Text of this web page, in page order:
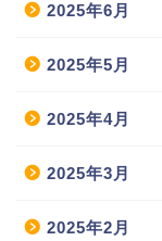
2025年6月
2025年5月
2025年4月
2025年3月
2025年2月